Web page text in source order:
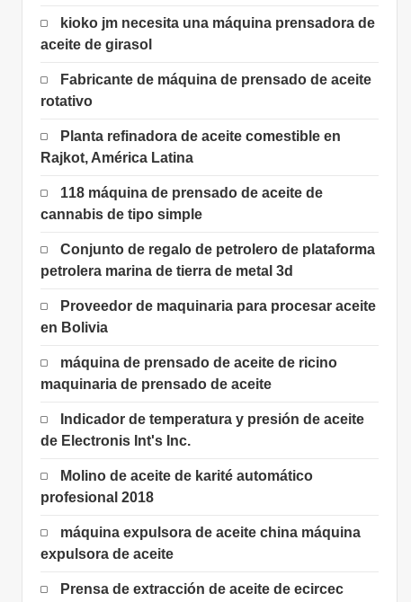
kioko jm necesita una máquina prensadora de
aceite de girasol
Fabricante de máquina de prensado de aceite
rotativo
Planta refinadora de aceite comestible en
Rajkot, América Latina
118 máquina de prensado de aceite de
cannabis de tipo simple
Conjunto de regalo de petrolero de plataforma
petrolera marina de tierra de metal 3d
Proveedor de maquinaria para procesar aceite
en Bolivia
máquina de prensado de aceite de ricino
maquinaria de prensado de aceite
Indicador de temperatura y presión de aceite
de Electronis Int's Inc.
Molino de aceite de karité automático
profesional 2018
máquina expulsora de aceite china máquina
expulsora de aceite
Prensa de extracción de aceite de ecircec